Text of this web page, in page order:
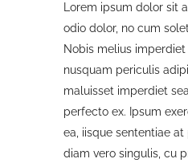
Lorem ipsum dolor sit
odio dolor, no cum
Nobis melius imperdiet
nusquam periculis
maluisset imperdiet
perfecto ex. Ipsum
ea, iisque sententiae at
diam vero singulis, cu